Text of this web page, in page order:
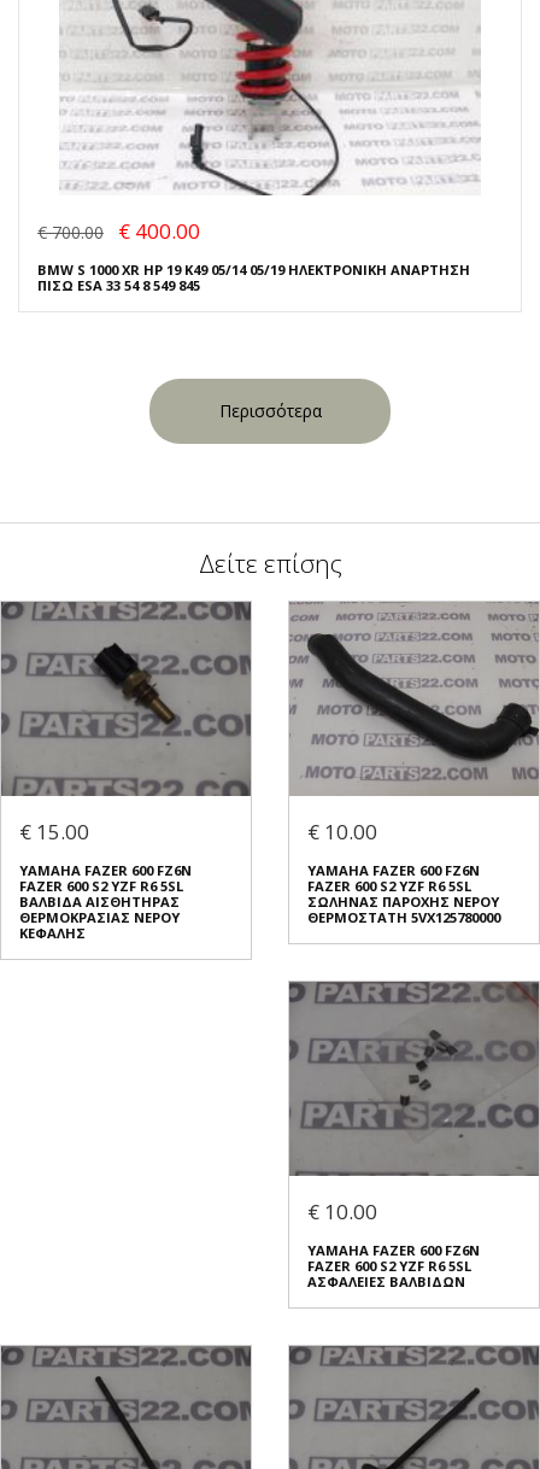
€ 700.00 € 400.00
BMW S 1000 XR HP 19 K49 05/14 05/19 ΗΛΕΚΤΡΟΝΙΚΗ ΑΝΑΡΤΗΣΗ
ΠΙΣΩ ESA 33 54 8 549 845
Περισσότερα
Δείτε επίσης
€ 15.00
YAMAHA FAZER 600 FZ6N
FAZER 600 S2 YZF R6 5SL
ΒΑΛΒΙΔΑ ΑΙΣΘΗΤΗΡΑΣ
ΘΕΡΜΟΚΡΑΣΙΑΣ ΝΕΡΟΥ
ΚΕΦΑΛΗΣ
€ 10.00
YAMAHA FAZER 600 FZ6N
FAZER 600 S2 YZF R6 5SL
ΣΩΛΗΝΑΣ ΠΑΡΟΧΗΣ ΝΕΡΟΥ
ΘΕΡΜΟΣΤΑΤΗ 5VX125780000
€ 10.00
YAMAHA FAZER 600 FZ6N
FAZER 600 S2 YZF R6 5SL
ΑΣΦΑΛΕΙΕΣ ΒΑΛΒΙΔΩΝ